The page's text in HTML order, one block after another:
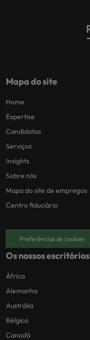
Mapa do site
Home
Expertise
Candidatos
Serviços
Insights
Sobre nós
Mapa do site de empregos
Centro fiduciário
Preferências de cookies
Os nossos escritórios
África
Alemanha
Austrália
Bélgica
Canadá